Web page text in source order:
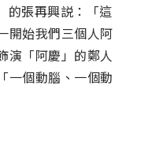
的張再興説：「這
開始我們三個人阿
演「阿慶」的鄭人
一個動腦、一個動